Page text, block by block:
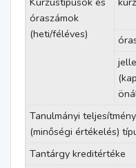
óraszámok
(heti/féléves)
Tanulmányi
(minőségi értékelés)
Tantárgy kreditértéke